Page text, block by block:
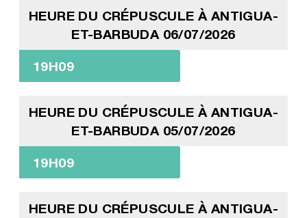
HEURE DU CRÉPUSCULE À ANTIGUA-
ET-BARBUDA 06/07/2026
19H09
HEURE DU CRÉPUSCULE À ANTIGUA-
ET-BARBUDA 05/07/2026
19H09
HEURE DU CRÉPUSCULE À ANTIGUA-